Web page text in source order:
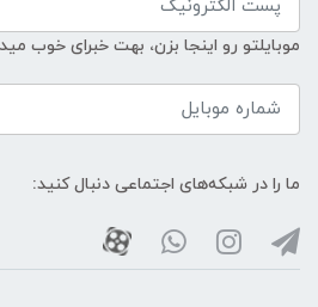
موبایلتو رو اینجا بزن، بهت خبرای خوب
ما را در شبکه‌های اجتماعی دنبال کنید: